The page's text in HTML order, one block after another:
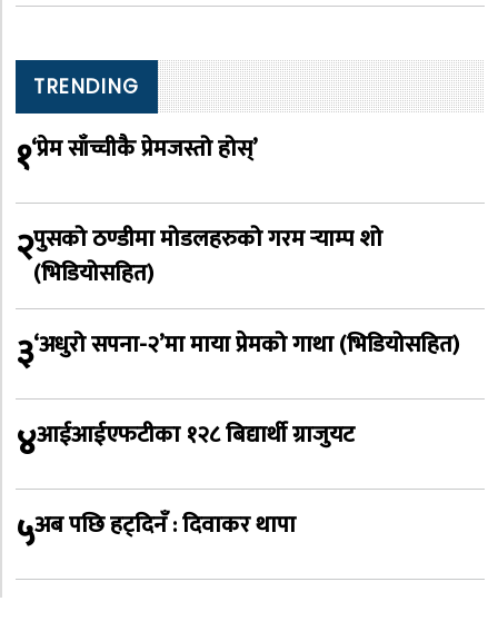
TRENDING
१‘प्रेम साँच्चीकै प्रेमजस्तो होस्’
२पुसको ठण्डीमा मोडलहरुको गरम र्‍याम्प शो
(भिडियोसहित)
३‘अधुरो सपना-२’मा माया प्रेमको गाथा (भिडियोसहित)
४आईआईएफटीका १२८ बिद्यार्थी ग्राजुयट
५अब पछि हट्दिनँ : दिवाकर थापा